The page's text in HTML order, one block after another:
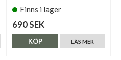
Finns i lager
690 SEK
LÄS MER
KÖP